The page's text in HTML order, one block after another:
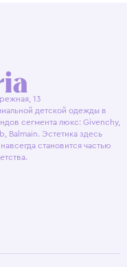
13
детской одежды в
сегмента люкс: Givenchy,
Balmain. Эстетика здесь
становится частью